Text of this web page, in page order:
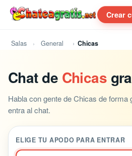
Crear
Salas General Chicas
Chat de Chicas
Habla con gente de Chicas de forma
entra al chat.
ELIGE TU APODO PARA ENTRAR